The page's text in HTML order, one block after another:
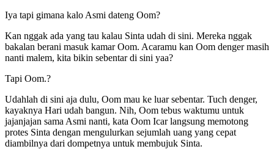
Iya tapi gimana kalo Asmi dateng Oom?
Kan nggak ada yang tau kalau Sinta udah di sini. Mereka nggak
bakalan berani masuk kamar Oom. Acaramu kan Oom denger masih
nanti malem, kita bikin sebentar di sini yaa?
Tapi Oom.?
Udahlah di sini aja dulu, Oom mau ke luar sebentar. Tuch denger,
kayaknya Hari udah bangun. Nih, Oom tebus waktumu untuk
jajanjajan sama Asmi nanti, kata Oom Icar langsung memotong
protes Sinta dengan mengulurkan sejumlah uang yang cepat
diambilnya dari dompetnya untuk membujuk Sinta.